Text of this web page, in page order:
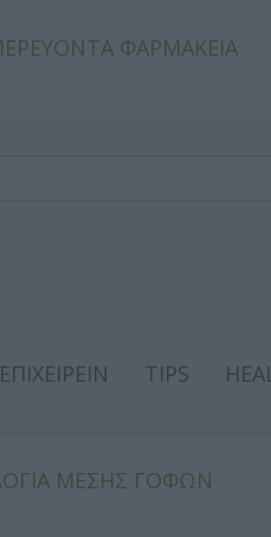
ΦΑΡΜΑΚΕΙΑ
ΕΠΙΧΕΙΡΕΙΝ TIPS
ΜΕΣΗΣ ΓΟΦΩΝ